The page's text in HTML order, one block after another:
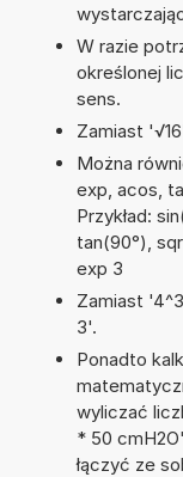
W razie
określonej
sens.
Zamiast
Można
exp, acos,
Przykład:
tan(90°),
exp 3
Zamiast
3'.
Ponadto
wyliczać
* 50
łączyć ze